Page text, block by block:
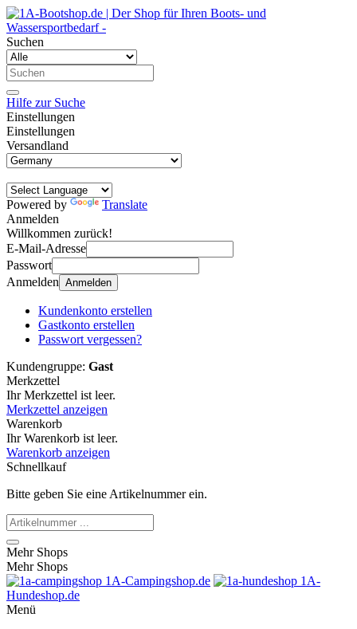
Suchen
Hilfe zur Suche
Einstellungen
Einstellungen
Versandland
Powered by
Translate
Anmelden
Willkommen zurück!
E-Mail-Adresse
Passwort
Anmelden Anmelden
Kundenkonto erstellen
Gastkonto erstellen
Passwort vergessen?
Kundengruppe: Gast
Merkzettel
Ihr Merkzettel ist leer.
Merkzettel anzeigen
Warenkorb
Ihr Warenkorb ist leer.
Warenkorb anzeigen
Schnellkauf
Bitte geben Sie eine Artikelnummer ein.
Mehr Shops
Mehr Shops
1A-Campingshop.de
1A-
Hundeshop.de
Menü